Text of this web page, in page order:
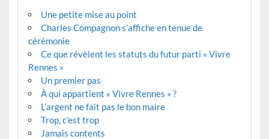
Une petite mise au point
Charles Compagnon s’affiche en tenue de
cérémonie
Ce que révèlent les statuts du futur parti « Vivre
Rennes »
Un premier pas
À qui appartient « Vivre Rennes » ?
L’argent ne fait pas le bon maire
Trop, c’est trop
Jamais contents